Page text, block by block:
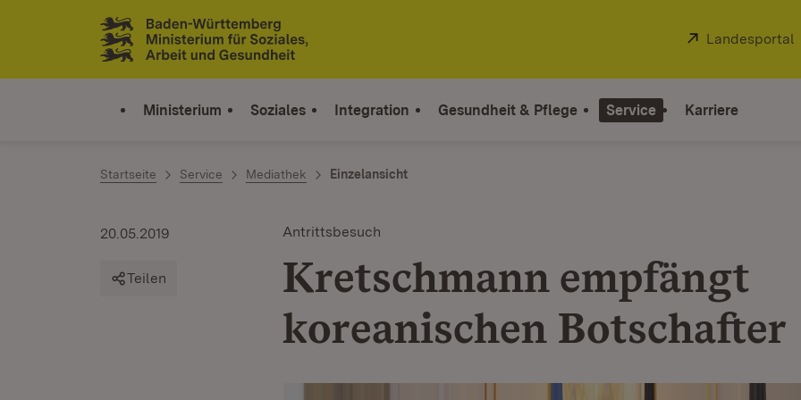
Zum Inhalt springen
Link zur Startseite
Extern:
Landesportal
Ministerium Soziales Integration Gesundheit & Pflege Service Karriere
Startseite Service Mediathek Einzelansicht
Antrittsbesuch
Kretschmann empfängt
koreanischen Botschafter
20.05.2019
Teilen